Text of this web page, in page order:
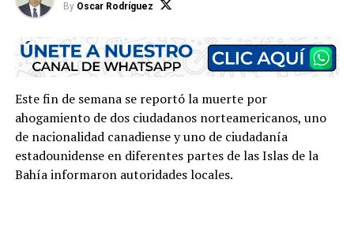
By Oscar Rodríguez
Este fin de semana se reportó la muerte por
ahogamiento de dos ciudadanos norteamericanos, uno
de nacionalidad canadiense y uno de ciudadanía
estadounidense en diferentes partes de las Islas de la
Bahía informaron autoridades locales.